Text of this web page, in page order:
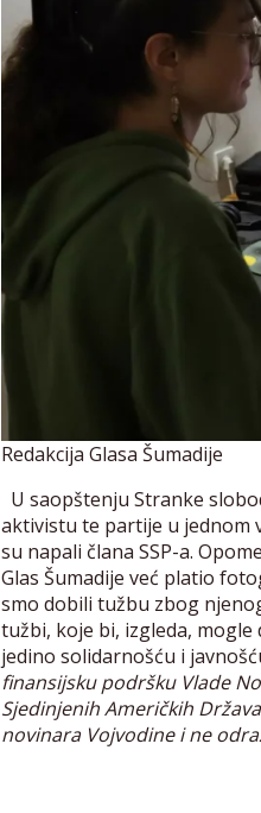
Redakcija Glasa Šumadije
U saopštenju Stranke
aktivistu te partije u jednom
su napali člana SSP-a.
Glas Šumadije već platio
smo dobili tužbu zbog
tužbi, koje bi, izgleda,
jedino solidarnošću i
finansijsku podršku Vlade
Sjedinjenih Američkih
novinara Vojvodine i ne